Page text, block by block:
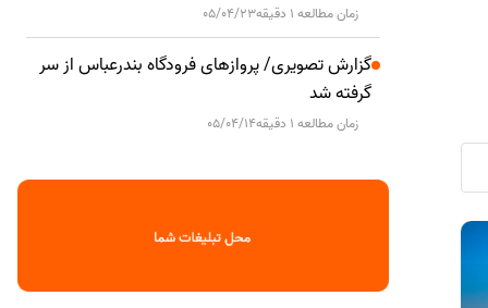
فرهنگی و
دیدار مدیرعامل توزیع برق هرمزگان با
فرماندار سیریک؛ تأکید بر ساماندهی
زمان مطالعه 1 دقیقه 05/04/23
گزارش تصویری/ پروازهای فرودگاه بندرعباس از سر
گرفته شد
زمان مطالعه 1 دقیقه 05/04/14